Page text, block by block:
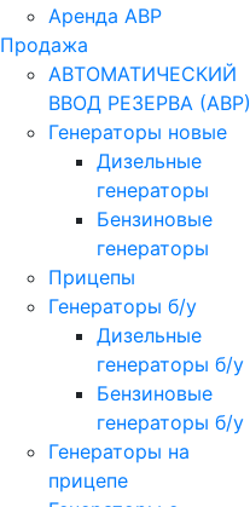
Аренда АВР
Продажа
АВТОМАТИЧЕСКИЙ
ВВОД РЕЗЕРВА (АВР)
Генераторы новые
Дизельные
генераторы
Бензиновые
генераторы
Прицепы
Генераторы б/у
Дизельные
генераторы б/у
Бензиновые
генераторы б/у
Генераторы на
прицепе